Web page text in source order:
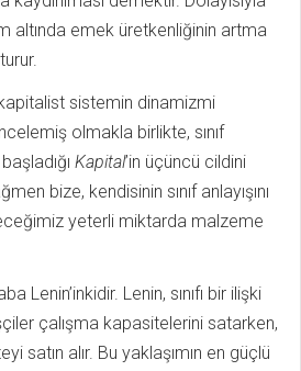
altında emek üretkenliğinin artma
sistemin dinamizmi
olmakla birlikte, sınıf
Kapital’in üçüncü cildini
bize, kendisinin sınıf anlayışını
yeterli miktarda malzeme
Lenin’inkidir. Lenin, sınıfı bir ilişki
çalışma kapasitelerini satarken,
satın alır. Bu yaklaşımın en güçlü